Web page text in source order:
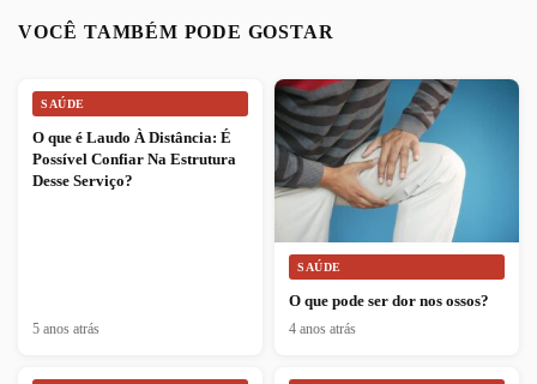
VOCÊ TAMBÉM PODE GOSTAR
SAÚDE
O que é Laudo À Distância: É
Possível Confiar Na Estrutura
Desse Serviço?
5 anos atrás
SAÚDE
O que pode ser dor nos ossos?
4 anos atrás